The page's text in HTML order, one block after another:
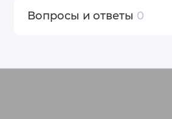
Вопросы и ответы 0